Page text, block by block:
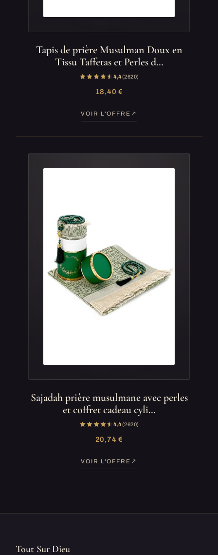
Tapis de prière Musulman Doux en
Tissu Taffetas et Perles d…
4,4(2 620)
18,40 €
VOIR L'OFFRE
Sajadah prière musulmane avec perles
et coffret cadeau cyli…
4,4(2 620)
20,74 €
VOIR L'OFFRE
Tout Sur Dieu